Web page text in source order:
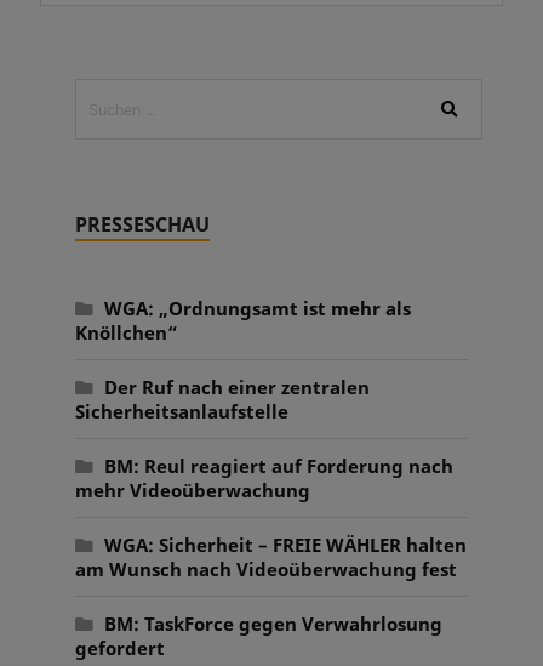
PRESSESCHAU
WGA: „Ordnungsamt ist mehr als
Knöllchen“
Der Ruf nach einer zentralen
Sicherheitsanlaufstelle
BM: Reul reagiert auf Forderung nach
mehr Videoüberwachung
WGA: Sicherheit – FREIE WÄHLER halten
am Wunsch nach Videoüberwachung fest
BM: TaskForce gegen Verwahrlosung
gefordert